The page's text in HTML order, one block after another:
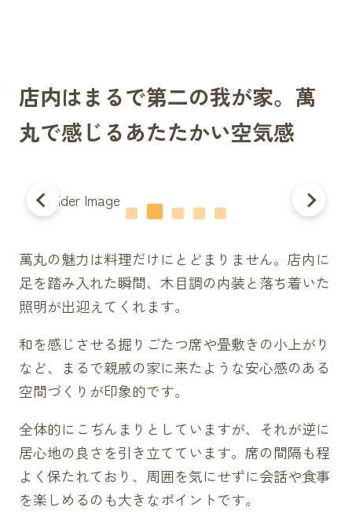
店内はまるで第二の我が家。萬
丸で感じるあたたかい空気感
萬丸の魅力は料理だけにとどまりません。店内に
足を踏み入れた瞬間、木目調の内装と落ち着いた
照明が出迎えてくれます。
和を感じさせる掘りごたつ席や畳敷きの小上がり
など、まるで親戚の家に来たような安心感のある
空間づくりが印象的です。
全体的にこぢんまりとしていますが、それが逆に
居心地の良さを引き立てています。席の間隔も程
よく保たれており、周囲を気にせずに会話や食事
を楽しめるのも大きなポイントです。